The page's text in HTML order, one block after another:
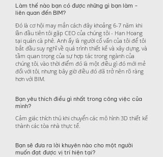
Làm thế nào bạn có được những gì bạn làm -
liên quan đến BIM?
Đó là cơ hội may mắn cách đây khoảng 6-7 năm khi
lần đầu tiên tôi gặp CEO của chúng tôi - Han Hoang
tại quán cà phê. Anh ấy là người cố vấn của tôi để tôi
bắt đầu suy nghĩ về quá trình thiết kế và xây dựng, và
tầm quan trọng của sự hợp tác trong ngành của
chúng tôi, vào thời điểm đó là một điều gì đó mới mẻ
đối với tôi, nhưng bây giờ điều đó đã trở nên rõ ràng
hơn với BIM.
Bạn yêu thích điều gì nhất trong công việc của
mình?
Cảm giác thích thú khi chuyển các mô hình 3D thiết kế
thành các tòa nhà thực tế.
Bạn sẽ đưa ra lời khuyên nào cho một người
muốn đạt được vị trí hiện tại?